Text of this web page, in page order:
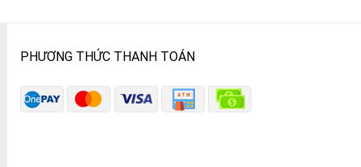
PHƯƠNG THỨC THANH TOÁN